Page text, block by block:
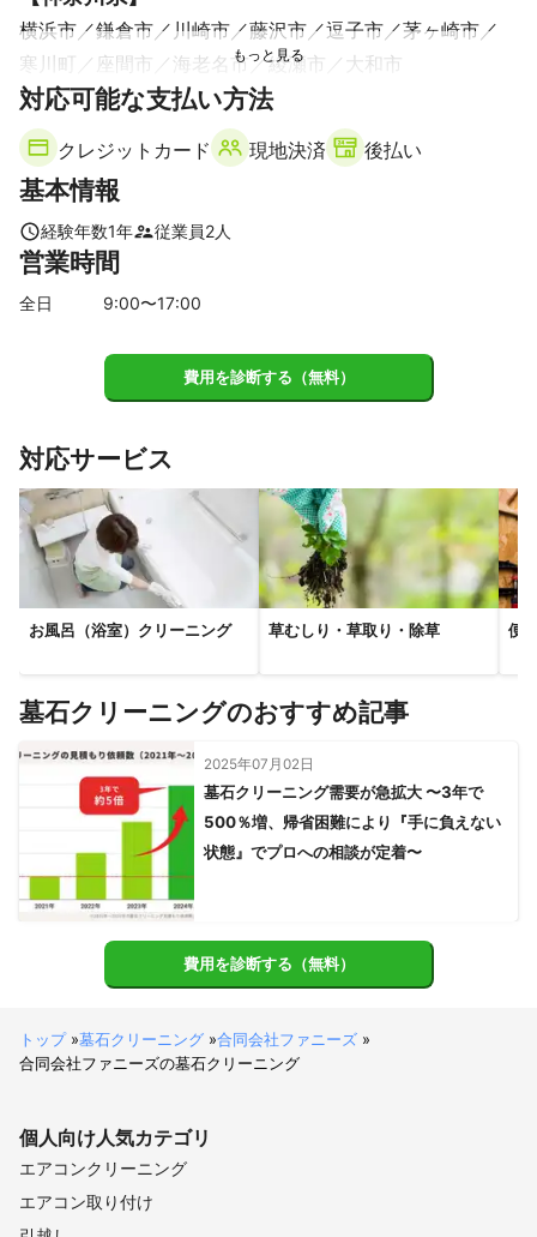
◉丁寧◉
丁寧な作業を心がけているため、迅速ではないかもしれません
が、すべて手作業で見落としがないかを確認しながらやらせて頂
いております。
◉清潔◉
マスクを着用させていただき、手のアルコール消毒、靴下の履き
替え、清潔な服装を心がけています。
横浜市 鎌倉市 川崎市 藤沢市 逗子市
茅ヶ崎市
寒川町
座間市 海老名市 綾瀬市 大和市
対応可能な支払い方法
クレジットカード 現地決済 後払い
基本情報
経験年数1年 従業員2人
営業時間
全日 9:00〜17:00
費用を診断する（無料）
対応サービス
お風呂（浴室）クリーニング 草むしり・草取り・除草 便
墓石クリーニングのおすすめ記事
2025年07月02日
墓石クリーニング需要が急拡大 〜3年で
500％増、帰省困難により『手に負えない
状態』でプロへの相談が定着〜
費用を診断する（無料）
トップ»墓石クリーニング »合同会社ファニーズ »
合同会社ファニーズの墓石クリーニング
個人向け人気カテゴリ
エアコンクリーニング
エアコン取り付け